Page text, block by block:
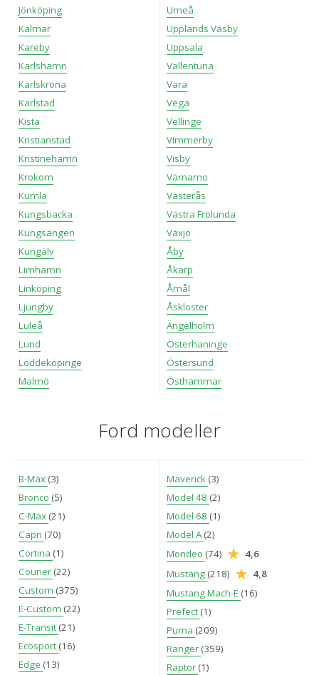
Jönköping
Kalmar
Kareby
Karlshamn
Karlskrona
Karlstad
Kista
Kristianstad
Kristinehamn
Krokom
Kumla
Kungsbacka
Kungsängen
Kungälv
Limhamn
Linköping
Ljungby
Luleå
Lund
Löddeköpinge
Malmö
Umeå
Upplands Väsby
Uppsala
Vallentuna
Vara
Vega
Vellinge
Vimmerby
Visby
Värnamo
Västerås
Västra Frölunda
Växjö
Åby
Åkarp
Åmål
Åskloster
Ängelholm
Österhaninge
Östersund
Östhammar
Ford modeller
B-Max (3)
Bronco (5)
C-Max (21)
Capri (70)
Cortina (1)
Courier (22)
Custom (375)
E-Custom (22)
E-Transit (21)
Ecosport (16)
Edge (13)
Maverick (3)
Model 48 (2)
Model 68 (1)
Model A(2)
Mondeo (74)
4,6
Mustang (218)
4,8
Mustang Mach-E (16)
Prefect (1)
Puma (209)
Ranger (359)
Raptor (1)